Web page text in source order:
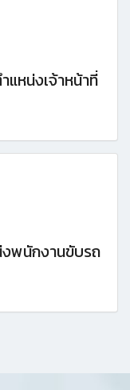
แหน่งเจ้าหน้าที่
พนักงานขับรถ